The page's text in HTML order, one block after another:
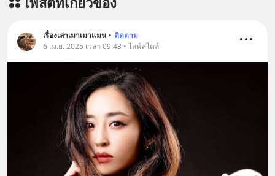
ผลิตภัณฑ์เสริมอาหาร Diip CBD ช่วย
บรรเทาความเครียด ลดความวิตกกังวล
เพิ่มการผ่อนคลาย ซึ่งช่วยให้การนอน
หลับมีประสิทธิภาพมากยิ่งขึ้น 📍 สนใจ
สั่งซื้อสินค้า Diip CBD 💬 LINE :
@diipgeek 🔗 หรือกดลิงก์
https://lin.ee/U91Fzyz
เรื่องเล่าเมาเมาแมน • ติดตาม
6 เม.ย. 2025 เวลา 09:43 • ไลฟ์สไตล์